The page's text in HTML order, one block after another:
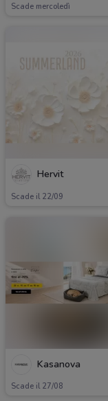
Scade mercoledì
Hervit
Scade il 22/09
Kasanova
Scade il 27/08